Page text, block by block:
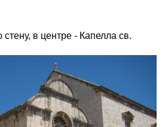
в центре - Капелла св.